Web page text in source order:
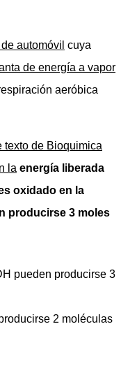
automóvil cuya
de energía a vapor
aeróbica
texto de Bioquimica
la energía liberada
oxidado en la
producirse 3 moles
pueden producirse 3
2 moléculas